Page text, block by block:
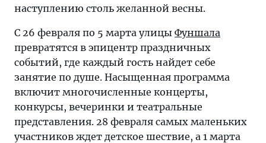
наступлению столь желанной весны.
С 26 февраля по 5 марта улицы Фуншала
превратятся в эпицентр праздничных
событий, где каждый гость найдет себе
занятие по душе. Насыщенная программа
включит многочисленные концерты,
конкурсы, вечеринки и театральные
представления. 28 февраля самых маленьких
участников ждет детское шествие, а 1 марта